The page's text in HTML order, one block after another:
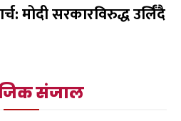
मोदी सरकारविरुद्ध उर्लिंदै
संजाल